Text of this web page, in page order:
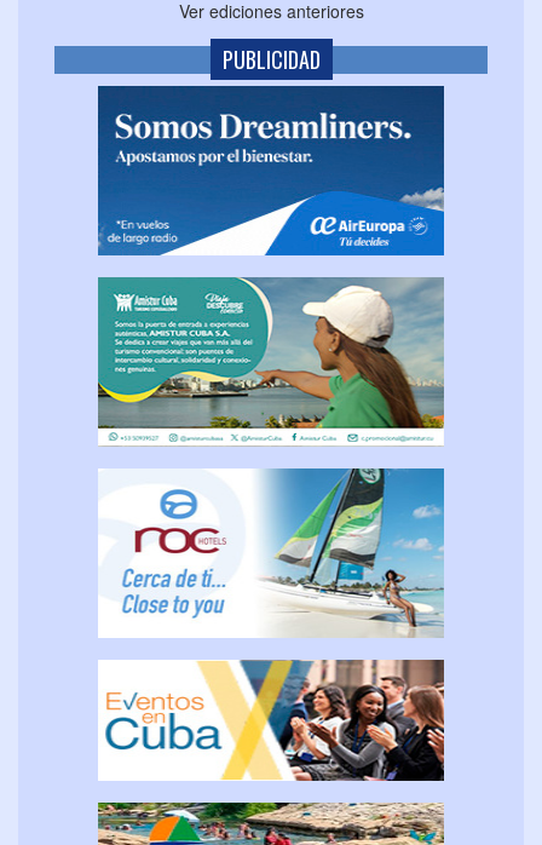
Ver ediciones anteriores
PUBLICIDAD